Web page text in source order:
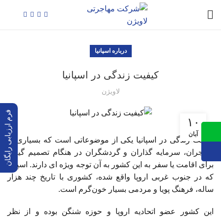
درباره اسپانیا
کیفیت زندگی در اسپانیا
لاویژن
۱۰
آبان
کیفیت زندگی در اسپانیا یکی از موضوعاتی است که بسیاری از
مهاجران، سرمایه گذاران و گردشگران در هنگام تصمیم گیری
برای اقامت یا سفر به این کشور به آن توجه ویژه ای دارند. اسپانیا
که در جنوب غربی اروپا واقع شده، کشوری با تاریخ چند هزار
ساله، فرهنگ پویا و مردمی بسیار خون‌گرم است.
این کشور عضو اتحادیه اروپا و حوزه شنگن بوده و از نظر
فرم ارزیابی رایگان